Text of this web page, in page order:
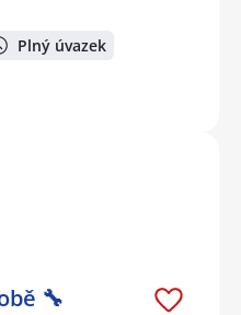
Plný úvazek
🔧